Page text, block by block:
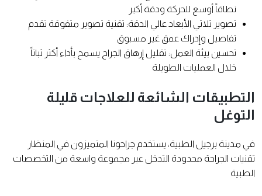
نطاقاً أوسع للحركة ودقة أكبر
تصوير ثلاثي الأبعاد عالي الدقة: تقنية تصوير متفوقة تقدم
تفاصيل وإدراك عمق غير مسبوق
تحسين بيئة العمل: تقليل إرهاق الجراح يسمح بأداء أكثر ثباتاً
خلال العمليات الطويلة
التطبيقات الشائعة للعلاجات قليلة
التوغل
في مدينة برجيل الطبية، يستخدم جراحونا المتميزون في المنظار
تقنيات الجراحة محدودة التدخل عبر مجموعة واسعة من التخصصات
الطبية